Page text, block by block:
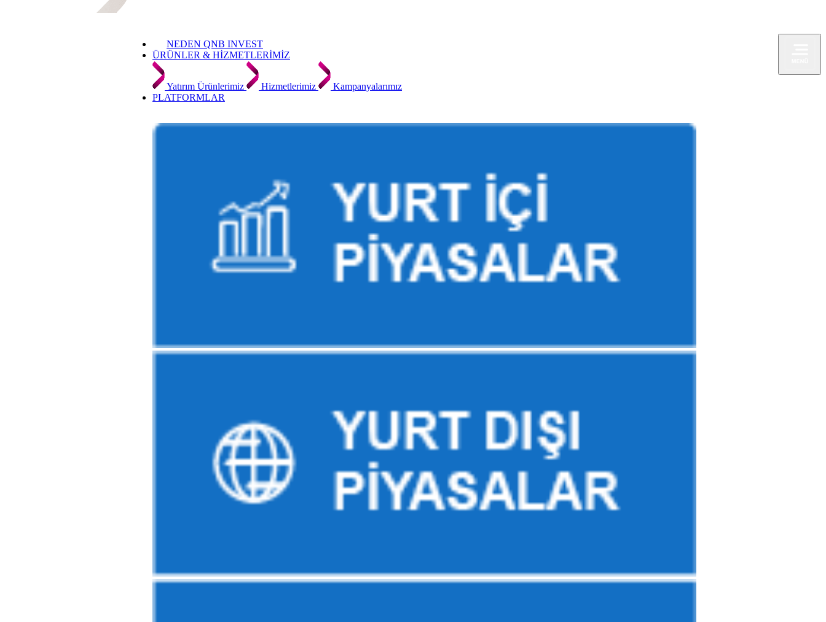
NEDEN QNB INVEST
ÜRÜNLER & HİZMETLERİMİZ
Yatırım Ürünlerimiz Hizmetlerimiz
Kampanyalarımız
PLATFORMLAR